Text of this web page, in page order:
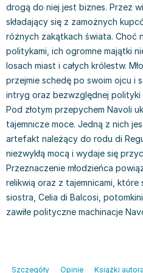
Książki: Prawo konstytucyjne
Książki: Prawo
Książki: Prawo - orzecznictwo
Książki: Prawo pracy
Książki: Prawo Unii Europejskiej
Teksty aktów prawnych
Książki medyczne i naukowe
Chemia - książki
Książki o fizyce i astronomii
Geografia - książki
Inne
Książki do matematyki
Książki medyczne
Książki do nauk
Książki: Film, muzyka, teatr
Książki: Historia sztuki
Książki o architekturze
Książki: Sztuka użytkowa
Książki: Sztuki wizualne
Inne
Książki dla dzieci 3-5 lat
Książki: bajki dla dzieci 3-5 lat
Kolorowanki i książki do
Książki do nauki języków
Książki do nauki pisania i
Książki grające, z puzzlami i
Kreatywne i aktywizujące
Poznawanie świata dla dzieci
Książki o zainteresowaniach
Książki dla dzieci 6-8 lat
Książki do nauki czytania 6-8
Książki do nauki języków
Książki do nauki pisania i
Kreatywne i aktywizujące
Książki: Zdrowie
Kuchnia i diety - książki
Autorskie książki kucharskie
Ciasta, desery, wypieki -
Diety, zdrowe żywienie -
Książki kucharskie
Kuchnia polska - książki
Napoje - książki
Książki: Poradniki
Inne
Książki: Dom, ogród -
Książki: Hobby - poradniki
Książki: Moda, uroda, savoir
Książki pamiątkowe
Dean Koontz
Andrzej Sapkowski
Stephenie Meyer
Robert Ludlum
Maria Czubaszek
Nora Roberts
Mario Vargas Llosa
Katarzyna Grochola
Ewa Nowak
Robin Cook
Carlos Ruiz Zafon
Konrad Gaca
Jerzy Zięba
Jodi Picoult
drogą do niej jest biznes. Przez
składający się z zamożnych
różnych zakątkach świata. Choć
politykami, ich ogromne majątki
losach miast i całych królestw.
przejmie schedę po swoim ojcu i
intryg oraz bezwzględnej polityki
Pod złotym przepychem Navoli
tajemnicze moce. Jedną z nich
artefakt należący do rodu di
niezwykłą mocą i wydaje się
Przeznaczenie młodzieńca
relikwią oraz z tajemnicami,
siostra, Celia di Balcosi,
zawiłe polityczne machinacje
Szczegóły Opinie Książki autora